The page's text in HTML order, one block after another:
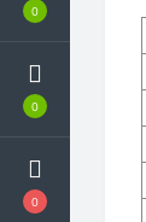
0
0
0